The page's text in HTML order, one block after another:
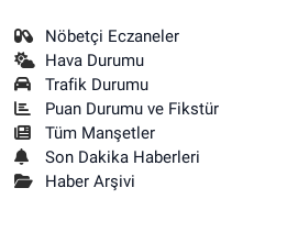
Nöbetçi Eczaneler
Hava Durumu
Trafik Durumu
Puan Durumu ve Fikstür
Tüm Manşetler
Son Dakika Haberleri
Haber Arşivi